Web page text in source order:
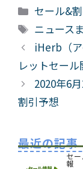
カ
テ
リ
ー
セール&
タ
グ
ニュース
iHerb（
レットセー
2020年6
割引予想
最近の記事
セ
報